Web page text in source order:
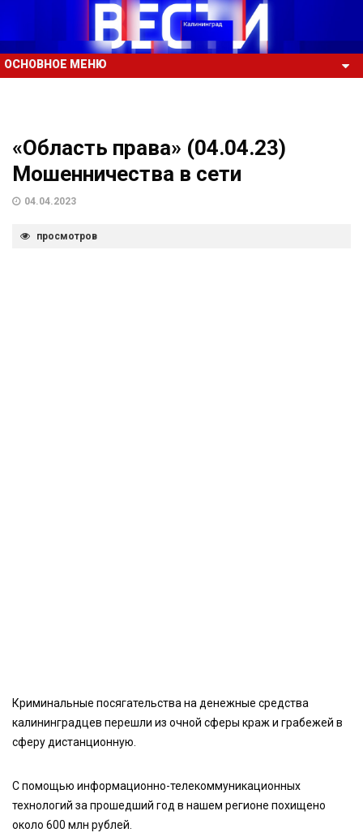
ОСНОВНОЕ МЕНЮ
«Область права» (04.04.23)
Мошенничества в сети
04.04.2023
просмотров
Криминальные посягательства на денежные средства
калининградцев перешли из очной сферы краж и грабежей в
сферу дистанционную.
С помощью информационно-телекоммуникационных
технологий за прошедший год в нашем регионе похищено
около 600 млн рублей.